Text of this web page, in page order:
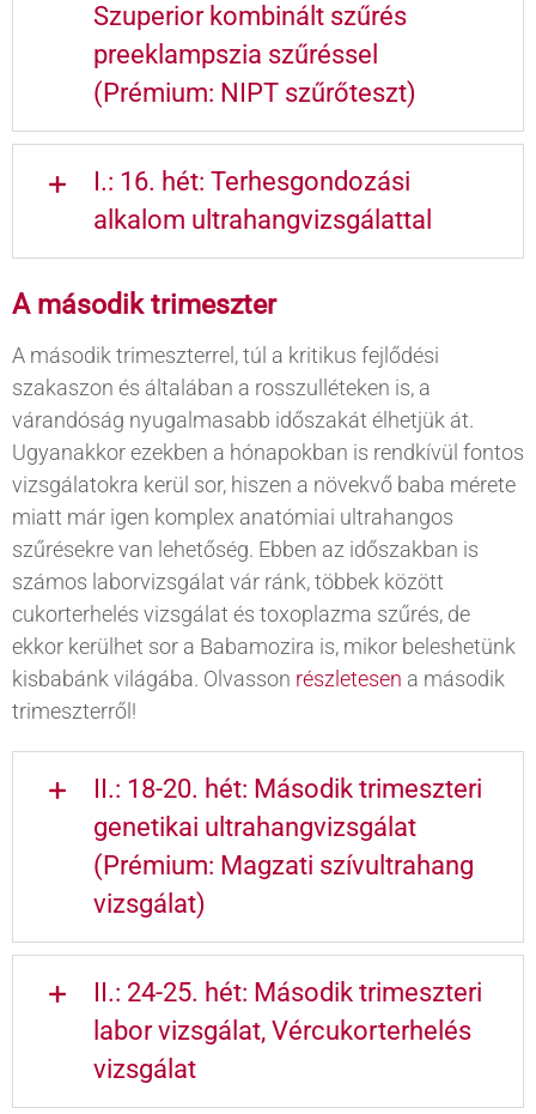
Szuperior kombinált szűrés
preeklampszia szűréssel
(Prémium: NIPT szűrőteszt)
I.: 16. hét: Terhesgondozási
alkalom ultrahangvizsgálattal
A második trimeszter
A második trimeszterrel, túl a kritikus fejlődési
szakaszon és általában a rosszulléteken is, a
várandóság nyugalmasabb időszakát élhetjük át.
Ugyanakkor ezekben a hónapokban is rendkívül fontos
vizsgálatokra kerül sor, hiszen a növekvő baba mérete
miatt már igen komplex anatómiai ultrahangos
szűrésekre van lehetőség. Ebben az időszakban is
számos laborvizsgálat vár ránk, többek között
cukorterhelés vizsgálat és toxoplazma szűrés, de
ekkor kerülhet sor a Babamozira is, mikor beleshetünk
kisbabánk világába. Olvasson részletesen a második
trimeszterről!
II.: 18-20. hét: Második trimeszteri
genetikai ultrahangvizsgálat
(Prémium: Magzati szívultrahang
vizsgálat)
II.: 24-25. hét: Második trimeszteri
labor vizsgálat, Vércukorterhelés
vizsgálat